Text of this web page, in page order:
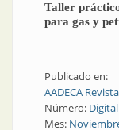
Taller
para gas y
Publicado en:
AADECA Revista
Número: Digital
Mes: